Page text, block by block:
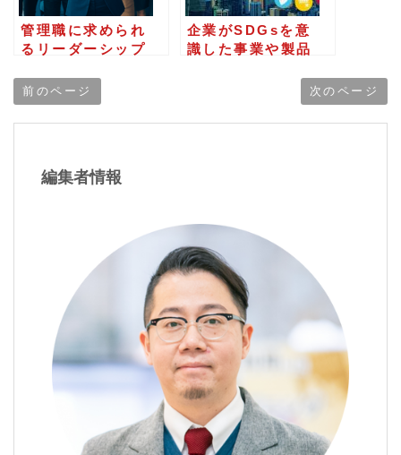
管理職に求められ
るリーダーシップ
伝え方と育成法
企業がSDGsを意
識した事業や製品
には？実際の取り
前のページ 次のページ
編集者情報